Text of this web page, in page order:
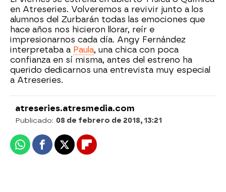
en Atreseries. Volveremos a revivir junto a los
alumnos del Zurbarán todas las emociones que
hace años nos hicieron llorar, reír e
impresionarnos cada día. Angy Fernández
interpretaba a Paula, una chica con poca
confianza en sí misma, antes del estreno ha
querido dedicarnos una entrevista muy especial
a Atreseries.
atreseries.atresmedia.com
Publicado: 08 de febrero de 2018, 13:21
WhatsappFacebook
X Flipboard